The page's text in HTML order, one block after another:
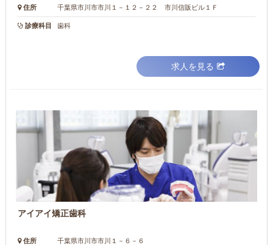
住所 千葉県市川市市川１－１２－２２ 市川信販ビル１Ｆ
診療科目 歯科
求人を見る
アイアイ矯正歯科
住所 千葉県市川市市川１－６－６